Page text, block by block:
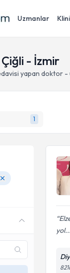
Uzmanlar
- İzmir
yapan doktor -
1
yol...